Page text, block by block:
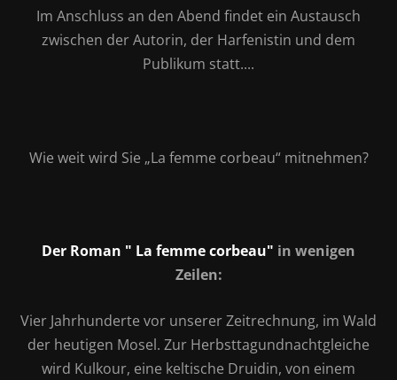
Im Anschluss an den Abend findet ein Austausch
zwischen der Autorin, der Harfenistin und dem
Publikum statt....
Wie weit wird Sie „La femme corbeau“ mitnehmen?
Der Roman " La femme corbeau" in wenigen
Zeilen:
Vier Jahrhunderte vor unserer Zeitrechnung, im Wald
der heutigen Mosel. Zur Herbsttagundnachtgleiche
wird Kulkour, eine keltische Druidin, von einem